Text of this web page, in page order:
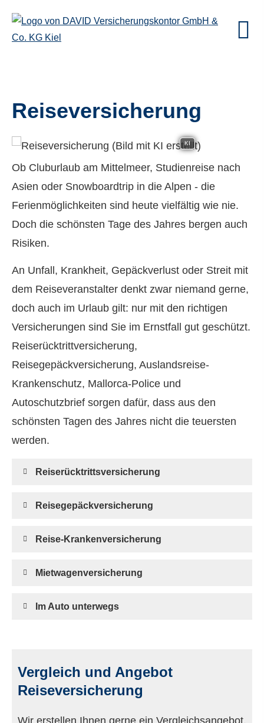
Reiseversicherung
KI
Ob Cluburlaub am Mittelmeer, Studienreise nach
Asien oder Snowboardtrip in die Alpen - die
Ferienmöglichkeiten sind heute vielfältig wie nie.
Doch die schönsten Tage des Jahres bergen auch
Risiken.
An Unfall, Krankheit, Gepäckverlust oder Streit mit
dem Reiseveranstalter denkt zwar niemand gerne,
doch auch im Urlaub gilt: nur mit den richtigen
Versicherungen sind Sie im Ernstfall gut geschützt.
Reiserücktrittversicherung,
Reisegepäckversicherung, Auslandsreise-
Krankenschutz, Mallorca-Police und
Autoschutzbrief sorgen dafür, dass aus den
schönsten Tagen des Jahres nicht die teuersten
werden.
Reiserücktrittsversicherung
Reisegepäckversicherung
Reise-Kranken­ver­si­che­rung
Mietwagenversicherung
Im Auto unterwegs
Vergleich und Angebot
Reiseversicherung
Wir erstellen Ihnen gerne ein Vergleichsangebot.